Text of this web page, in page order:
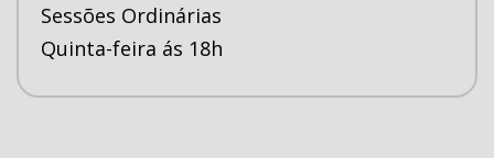
Sessões Ordinárias
Quinta-feira ás 18h